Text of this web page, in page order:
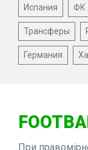
Испания ФК
Трансферы
Германия
При